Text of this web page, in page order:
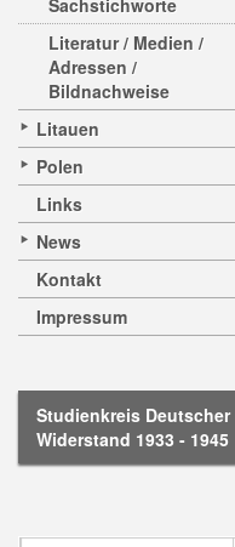
Sachstichworte
Literatur / Medien /
Adressen /
Bildnachweise
Litauen
Polen
Links
News
Kontakt
Impressum
Studienkreis Deutscher
Widerstand 1933 - 1945